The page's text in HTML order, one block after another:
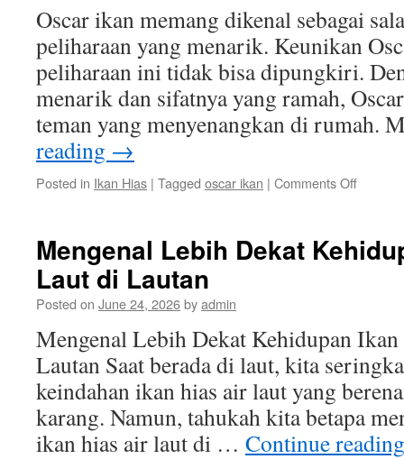
Oscar ikan memang dikenal sebagai
peliharaan yang menarik. Keunikan
peliharaan ini tidak bisa dipungkiri.
menarik dan sifatnya yang ramah,
teman yang menyenangkan di
reading →
Posted in Ikan Hias | Tagged oscar ikan | Comments Offon
sebagai
Mengenal Lebih Dekat
Laut di Lautan
Posted on June 24, 2026byadmin
Mengenal Lebih Dekat Kehidupan
Lautan Saat berada di laut, kita
keindahan ikan hias air laut yang
karang. Namun, tahukah kita betapa
ikan hias air laut di … Continue